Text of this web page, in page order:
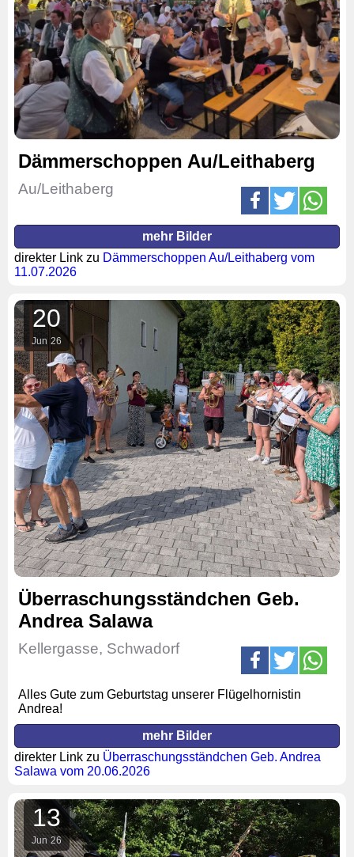
Dämmerschoppen Au/Leithaberg
Au/Leithaberg
mehr Bilder
direkter Link zu Dämmerschoppen Au/Leithaberg vom
11.07.2026
20
Jun 26
Überraschungsständchen Geb.
Andrea Salawa
Kellergasse, Schwadorf
Alles Gute zum Geburtstag unserer Flügelhornistin
Andrea!
mehr Bilder
direkter Link zu Überraschungsständchen Geb. Andrea
Salawa vom 20.06.2026
13
Jun 26